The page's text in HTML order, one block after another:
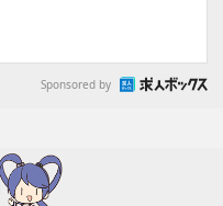
Sponsored by